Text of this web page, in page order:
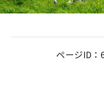
ページID